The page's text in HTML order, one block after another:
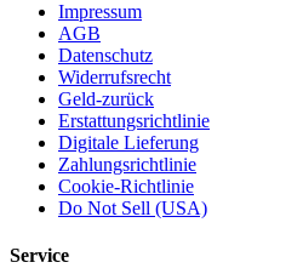
Impressum
AGB
Datenschutz
Widerrufsrecht
Geld-zurück
Erstattungsrichtlinie
Digitale Lieferung
Zahlungsrichtlinie
Cookie-Richtlinie
Do Not Sell (USA)
Service